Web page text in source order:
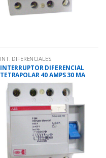
INT. DIFERENCIALES.
INTERRUPTOR DIFERENCIAL
TETRAPOLAR 40 AMPS 30 MA